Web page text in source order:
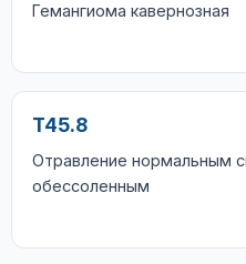
Гемангиома кавернозная
T45.8
Отравление нормальным
обессоленным